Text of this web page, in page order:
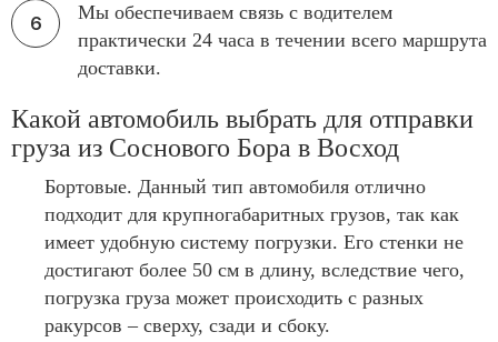
Мы обеспечиваем связь с водителем
практически 24 часа в течении всего маршрута
доставки.
Какой автомобиль выбрать для отправки
груза из Соснового Бора в Восход
Бортовые. Данный тип автомобиля отлично
подходит для крупногабаритных грузов, так как
имеет удобную систему погрузки. Его стенки не
достигают более 50 см в длину, вследствие чего,
погрузка груза может происходить с разных
ракурсов – сверху, сзади и сбоку.